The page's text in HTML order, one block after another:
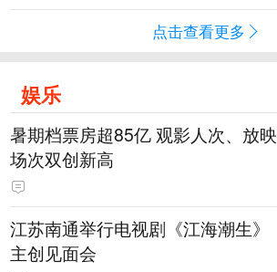
点击查看更多
娱乐
暑期档票房超85亿 观影人次、放映
场次双创新高
江苏南通举行电视剧《江海潮生》
主创见面会